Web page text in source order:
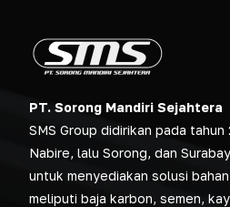
PT. Sorong Mandiri Sejahtera
SMS Group didirikan pada
Nabire, lalu Sorong, dan
untuk menyediakan solusi
meliputi baja karbon, semen,